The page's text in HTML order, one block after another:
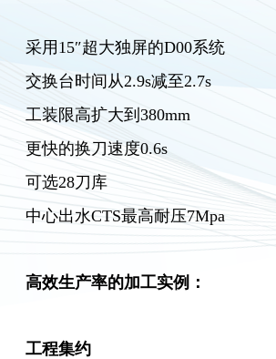
采用15″超大独屏的D00系统
交换台时间从2.9s减至2.7s
工装限高扩大到380mm
更快的换刀速度0.6s
可选28刀库
中心出水CTS最高耐压7Mpa
高效生产率的加工实例：
工程集约